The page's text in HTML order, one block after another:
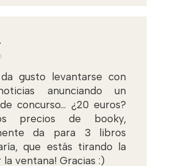
gusto levantarse con
anunciando un
concurso... ¿20 euros?
precios de booky,
da para 3 libros
que estás tirando la
la ventana! Gracias :)